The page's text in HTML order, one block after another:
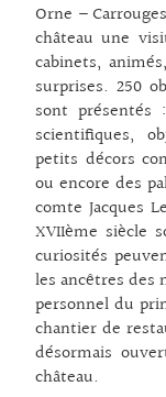
Orne –
château une
cabinets,
surprises. 250
sont présentés
scientifiques,
petits décors
ou encore des
comte Jacques
XVIIème siècle
curiosités
les ancêtres des
personnel du
chantier de
désormais
château.